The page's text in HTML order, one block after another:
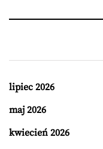
lipiec 2026
maj 2026
kwiecień 2026